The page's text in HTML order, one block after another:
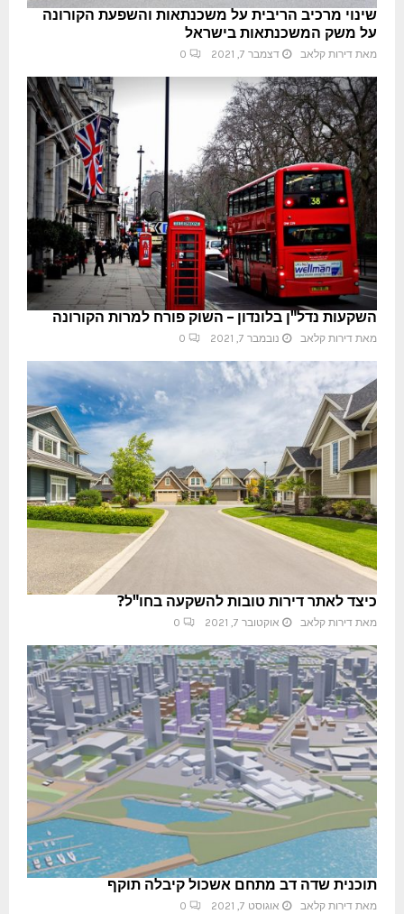
שינוי מרכיב הריבית על משכנתאות והשפעת הקורונה
על משק המשכנתאות בישראל
מאת דירות קלאב דצמבר 7, 2021 0
השקעות נדל"ן בלונדון – השוק פורח למרות הקורונה
מאת דירות קלאב נובמבר 7, 2021 0
כיצד לאתר דירות טובות להשקעה בחו"ל?
מאת דירות קלאב אוקטובר 7, 2021 0
תוכנית שדה דב מתחם אשכול קיבלה תוקף
מאת דירות קלאב אוגוסט 7, 2021 0